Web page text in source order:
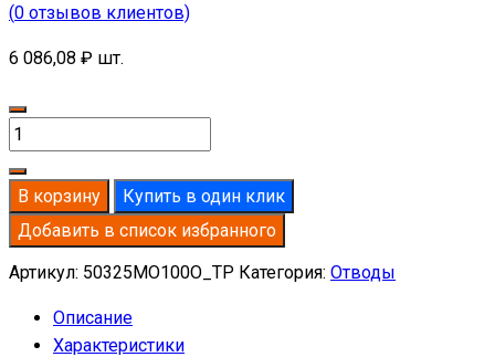
(0 отзывов клиентов)
6 086,08 ₽ шт.
Количество
товара
Отвод
базальтовый
D325-
T50
100
В корзину
Купить в один клик
Добавить в список избранного
Артикул: 50325MO100O_TP Категория: Отводы
Описание
Характеристики